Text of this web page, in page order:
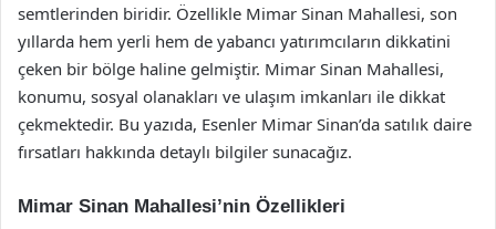
semtlerinden biridir. Özellikle Mimar Sinan Mahallesi, son
yıllarda hem yerli hem de yabancı yatırımcıların dikkatini
çeken bir bölge haline gelmiştir. Mimar Sinan Mahallesi,
konumu, sosyal olanakları ve ulaşım imkanları ile dikkat
çekmektedir. Bu yazıda, Esenler Mimar Sinan’da satılık daire
fırsatları hakkında detaylı bilgiler sunacağız.
Mimar Sinan Mahallesi’nin Özellikleri